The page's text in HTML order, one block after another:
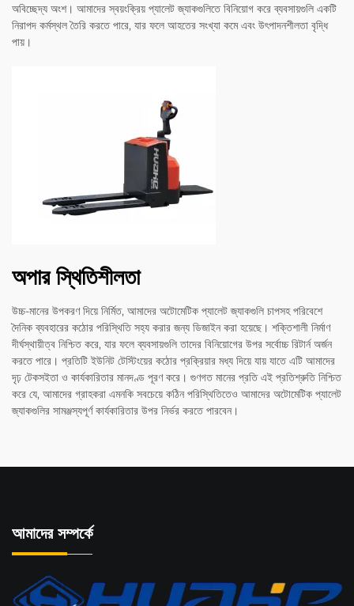
অবিচ্ছেদ্য অংশ। আমাদের স্বয়ংক্রিয় প্যালেট জ্যাকগুলিতে বিনিয়োগ করে ব্যবসায়গুলি একটি
নিরাপদ কর্মস্থল তৈরি করতে পারে, যার ফলে আহতের সংখ্যা কমে এবং উৎপাদনশীলতা বৃদ্ধি
পায়।
অপার স্থিতিশীলতা
উচ্চ-মানের উপকরণ দিয়ে নির্মিত, আমাদের অটোমেটিক প্যালেট জ্যাকগুলি চাপসহ পরিবেশে
দৈনিক ব্যবহারের কঠোর পরিস্থিতি সহ্য করার জন্য ডিজাইন করা হয়েছে। শক্তিশালী নির্মাণ
দীর্ঘস্থায়ীত্ব নিশ্চিত করে, যার ফলে ব্যবসায়গুলি তাদের বিনিয়োগের উপর সর্বোচ্চ রিটার্ন অর্জন
করতে পারে। প্রতিটি ইউনিট টেস্টিংয়ের কঠোর প্রক্রিয়ার মধ্য দিয়ে যায় যাতে এটি আমাদের
দৃঢ় টেকসইতা ও কার্যকারিতার মানদণ্ড পূরণ করে। গুণগত মানের প্রতি এই প্রতিশ্রুতি নিশ্চিত
করে যে, আমাদের গ্রাহকরা এমনকি সবচেয়ে কঠিন পরিস্থিতিতেও আমাদের অটোমেটিক প্যালেট
জ্যাকগুলির সামঞ্জস্যপূর্ণ কার্যকারিতার উপর নির্ভর করতে পারবেন।
আমাদের সম্পর্কে